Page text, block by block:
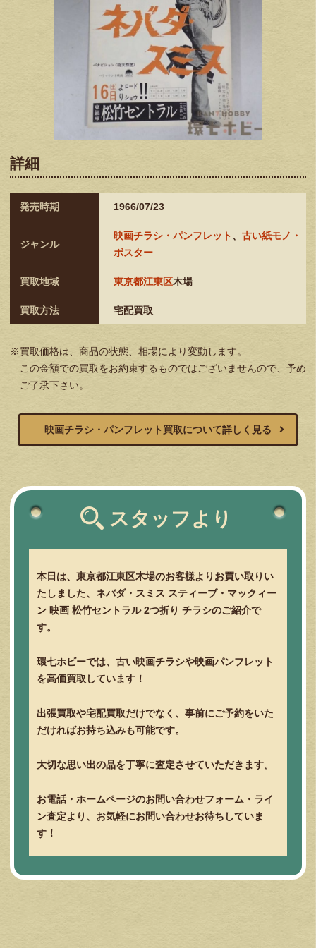
詳細
発売時期 1966/07/23
ジャンル
映画チラシ・パンフレット、 古い紙モノ・
ポスター
買取地域 東京都江東区木場
買取方法 宅配買取
※買取価格は、商品の状態、相場により変動します。
この金額での買取をお約束するものではございませんので、予め
ご了承下さい。
映画チラシ・パンフレット買取について詳しく見る
スタッフより
本日は、東京都江東区木場のお客様よりお買い取りい
たしました、ネバダ・スミス スティーブ・マックィー
ン 映画 松竹セントラル 2つ折り チラシのご紹介で
す。
環七ホビーでは、古い映画チラシや映画パンフレット
を高価買取しています！
出張買取や宅配買取だけでなく、事前にご予約をいた
だければお持ち込みも可能です。
大切な思い出の品を丁寧に査定させていただきます。
お電話・ホームページのお問い合わせフォーム・ライ
ン査定より、お気軽にお問い合わせお待ちしていま
す！